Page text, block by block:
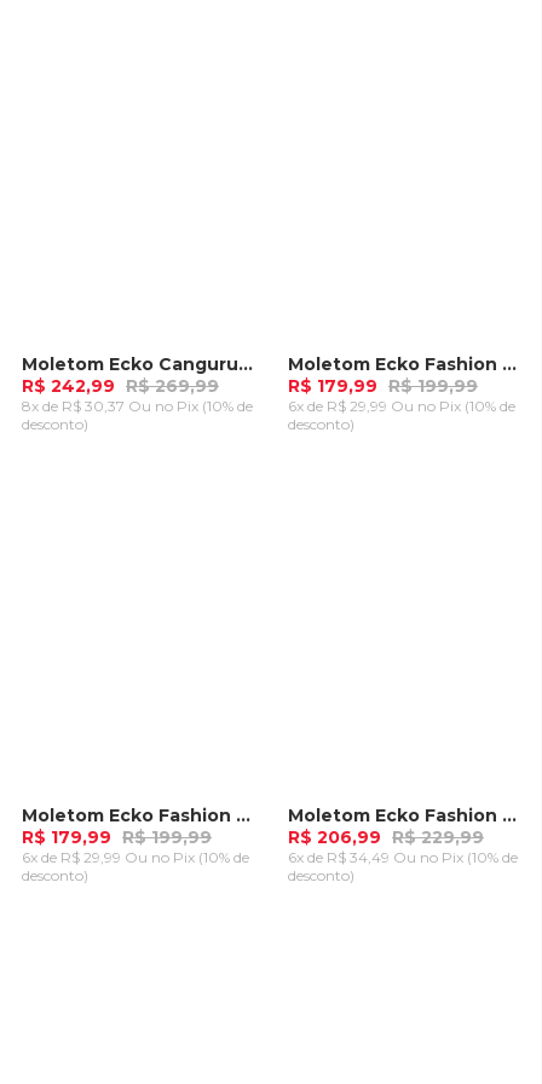
-10%Moletom Ecko Canguru Aberto Azul Marinho
R$ 242,99 R$ 269,99
8x de R$ 30,37 Ou no Pix (10% de
desconto)
-10%Moletom Ecko Fashion Basic Aberto Vinho
R$ 179,99 R$ 199,99
6x de R$ 29,99 Ou no Pix (10% de
desconto)
-10%Moletom Ecko Fashion Basic Aberto Off White
R$ 179,99 R$ 199,99
6x de R$ 29,99 Ou no Pix (10% de
desconto)
-10%Moletom Ecko Fashion Basic Rubber Azul Marinho
R$ 206,99 R$ 229,99
6x de R$ 34,49 Ou no Pix (10% de
desconto)